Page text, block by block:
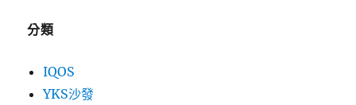
分類
IQOS
YKS沙發